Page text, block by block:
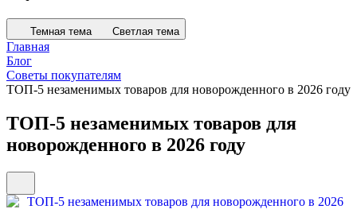
Темная тема Светлая тема
Главная
Блог
Советы покупателям
ТОП-5 незаменимых товаров для новорожденного в 2026 году
ТОП-5 незаменимых товаров для
новорожденного в 2026 году